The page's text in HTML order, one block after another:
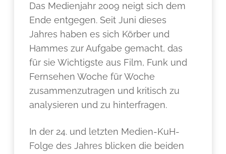
Das Medienjahr 2009 neigt sich dem
Ende entgegen. Seit Juni dieses
Jahres haben es sich Körber und
Hammes zur Aufgabe gemacht, das
für sie Wichtigste aus Film, Funk und
Fernsehen Woche für Woche
zusammenzutragen und kritisch zu
analysieren und zu hinterfragen.
In der 24. und letzten Medien-KuH-
Folge des Jahres blicken die beiden